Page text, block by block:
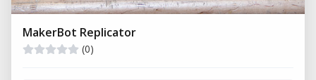
MakerBot Replicator
(0)